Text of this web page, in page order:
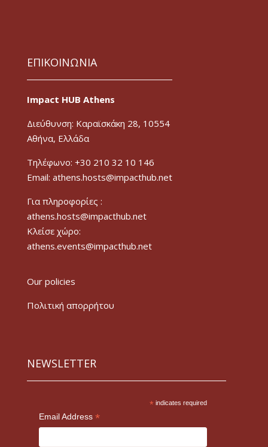
ΕΠΙΚΟΙΝΩΝΙΑ
Impact HUB Athens
Διεύθυνση: Καραϊσκάκη 28, 10554
Αθήνα, Ελλάδα
Τηλέφωνο: +30 210 32 10 146
Email: athens.hosts@impacthub.net
Για πληροφορίες :
athens.hosts@impacthub.net
Κλείσε χώρο:
athens.events@impacthub.net
Our policies
Πολιτική απορρήτου
NEWSLETTER
* indicates required
Email Address *